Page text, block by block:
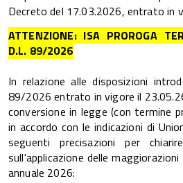
Decreto del 17.03.2026, entrato in
ATTENZIONE: ISA PROROGA
D.L. 89/2026
In relazione alle disposizioni
89/2026 entrato in vigore il
conversione in legge (con termine
in accordo con le indicazioni di
seguenti precisazioni per
sull'applicazione delle
annuale 2026: